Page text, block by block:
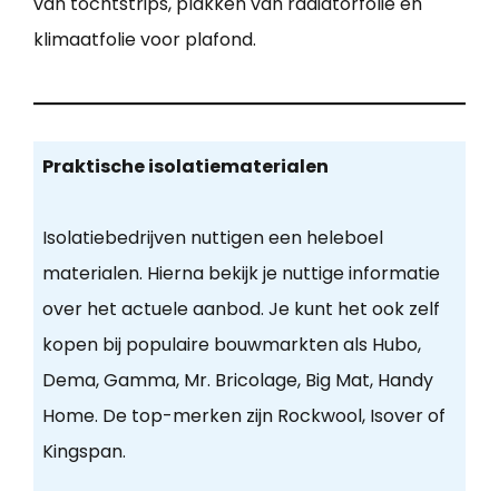
klimaatfolie voor plafond.
Praktische isolatiematerialen
Isolatiebedrijven nuttigen een heleboel
materialen. Hierna bekijk je nuttige informatie
over het actuele aanbod. Je kunt het ook zelf
kopen bij populaire bouwmarkten als Hubo,
Dema, Gamma, Mr. Bricolage, Big Mat, Handy
Home. De top-merken zijn Rockwool, Isover of
Kingspan.